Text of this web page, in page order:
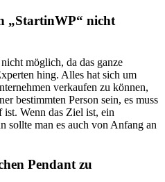
„StartinWP“ nicht
möglich, da das ganze
hing. Alles hat sich um
verkaufen zu können,
bestimmten Person sein, es muss
Wenn das Ziel ist, ein
sollte man es auch von Anfang an
Pendant zu